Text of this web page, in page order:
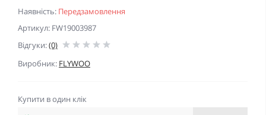
Наявність: Передзамовлення
Артикул: FW19003987
Відгуки:(0)
Виробник: FLYWOO
Купити в один клік